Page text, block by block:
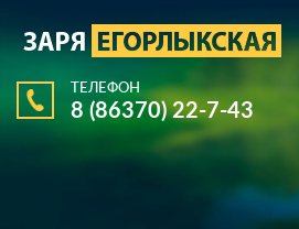
ТЕЛЕФОН
8 (86370) 22-7-43